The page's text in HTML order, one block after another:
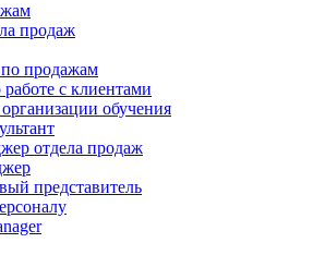
продаж
по продажам
работе с клиентами
обучения
отдела продаж
представитель